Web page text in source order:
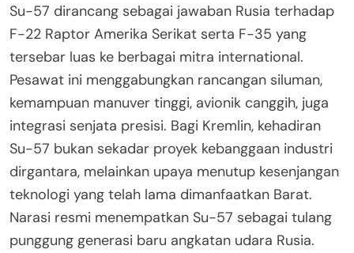
Su-57 dirancang sebagai jawaban Rusia terhadap
F-22 Raptor Amerika Serikat serta F-35 yang
tersebar luas ke berbagai mitra international.
Pesawat ini menggabungkan rancangan siluman,
kemampuan manuver tinggi, avionik canggih, juga
integrasi senjata presisi. Bagi Kremlin, kehadiran
Su-57 bukan sekadar proyek kebanggaan industri
dirgantara, melainkan upaya menutup kesenjangan
teknologi yang telah lama dimanfaatkan Barat.
Narasi resmi menempatkan Su-57 sebagai tulang
punggung generasi baru angkatan udara Rusia.